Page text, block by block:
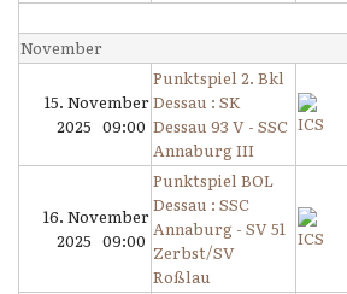
November
15. November
2025 09:00
Punktspiel 2. Bkl
Dessau : SK
Dessau 93 V - SSC
Annaburg III
16. November
2025 09:00
Punktspiel BOL
Dessau : SSC
Annaburg - SV 51
Zerbst/SV
Roßlau